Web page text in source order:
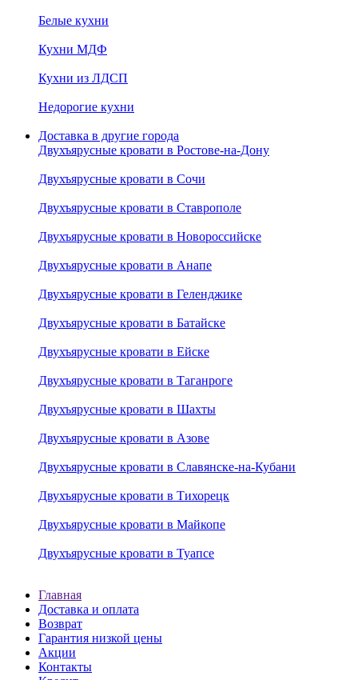
Белые кухни
Кухни МДФ
Кухни из ЛДСП
Недорогие кухни
Доставка в другие города
Двухъярусные кровати в Ростове-на-Дону
Двухъярусные кровати в Сочи
Двухъярусные кровати в Ставрополе
Двухъярусные кровати в Новороссийске
Двухъярусные кровати в Анапе
Двухъярусные кровати в Геленджике
Двухъярусные кровати в Батайске
Двухъярусные кровати в Ейске
Двухъярусные кровати в Таганроге
Двухъярусные кровати в Шахты
Двухъярусные кровати в Азове
Двухъярусные кровати в Славянске-на-Кубани
Двухъярусные кровати в Тихорецк
Двухъярусные кровати в Майкопе
Двухъярусные кровати в Туапсе
Главная
Доставка и оплата
Возврат
Гарантия низкой цены
Акции
Контакты